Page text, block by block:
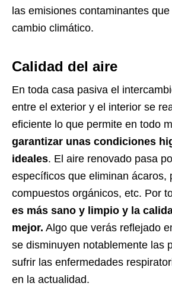
las emisiones contaminantes
cambio climático.
Calidad del aire
En toda casa pasiva el
entre el exterior y el interior se
eficiente lo que permite en todo
garantizar unas condiciones
ideales. El aire renovado pasa
específicos que eliminan ácaros,
compuestos orgánicos, etc. Por
es más sano y limpio y la
mejor. Algo que verás reflejado
se disminuyen notablemente las
sufrir las enfermedades
en la actualidad.